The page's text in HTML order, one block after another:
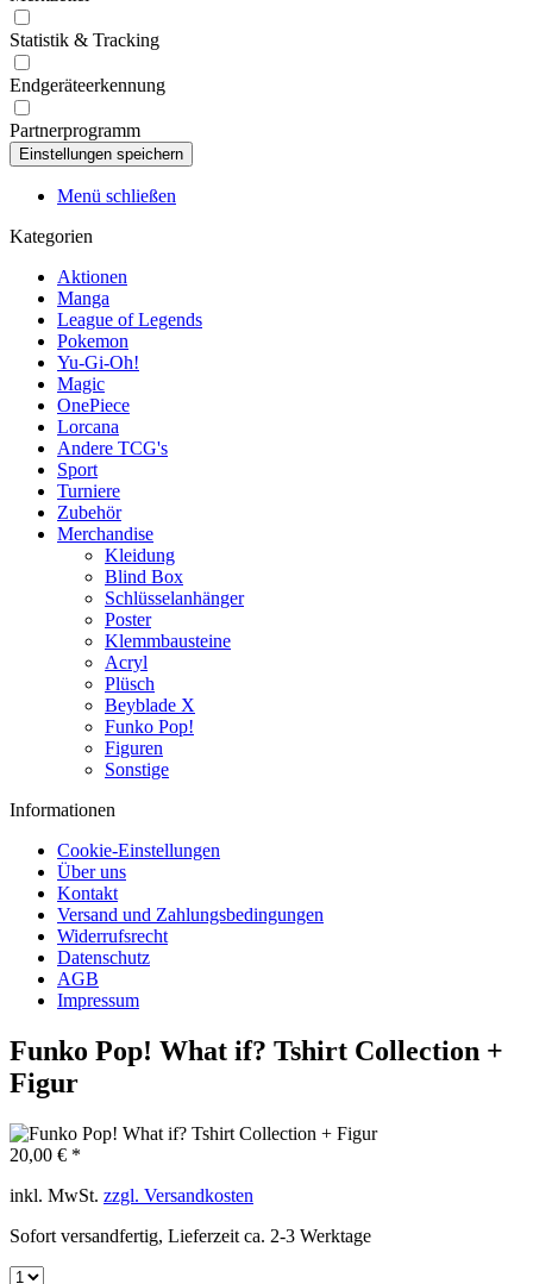
Statistik & Tracking
Endgeräteerkennung
Partnerprogramm
Menü schließen
Kategorien
Aktionen
Manga
League of Legends
Pokemon
Yu-Gi-Oh!
Magic
OnePiece
Lorcana
Andere TCG's
Sport
Turniere
Zubehör
Merchandise
Kleidung
Blind Box
Schlüsselanhänger
Poster
Klemmbausteine
Acryl
Plüsch
Beyblade X
Funko Pop!
Figuren
Sonstige
Informationen
Cookie-Einstellungen
Über uns
Kontakt
Versand und Zahlungsbedingungen
Widerrufsrecht
Datenschutz
AGB
Impressum
Funko Pop! What if? Tshirt Collection +
Figur
20,00 € *
inkl. MwSt. zzgl. Versandkosten
Sofort versandfertig, Lieferzeit ca. 2-3 Werktage